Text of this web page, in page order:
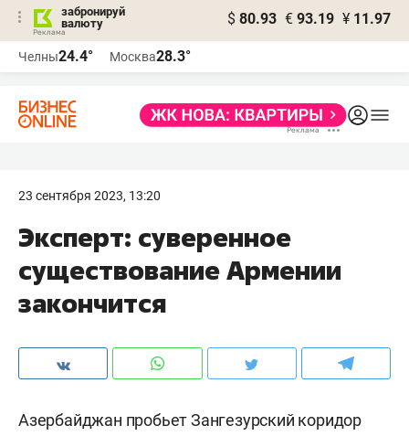
забронируй
валюту
$ 80.93 € 93.19 ¥ 11.97
Челны24.4° Москва28.3°
23 сентября 2023, 13:20
Эксперт: суверенное
существование Армении
закончится
Азербайджан пробьет Зангезурский коридор